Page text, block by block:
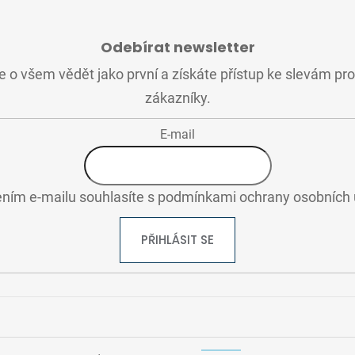
Odebírat newsletter
o všem vědět jako první a získáte přístup ke slevám
zákazníky.
E-mail
e-mailu souhlasíte s podmínkami ochrany osobních
PŘIHLÁSIT SE